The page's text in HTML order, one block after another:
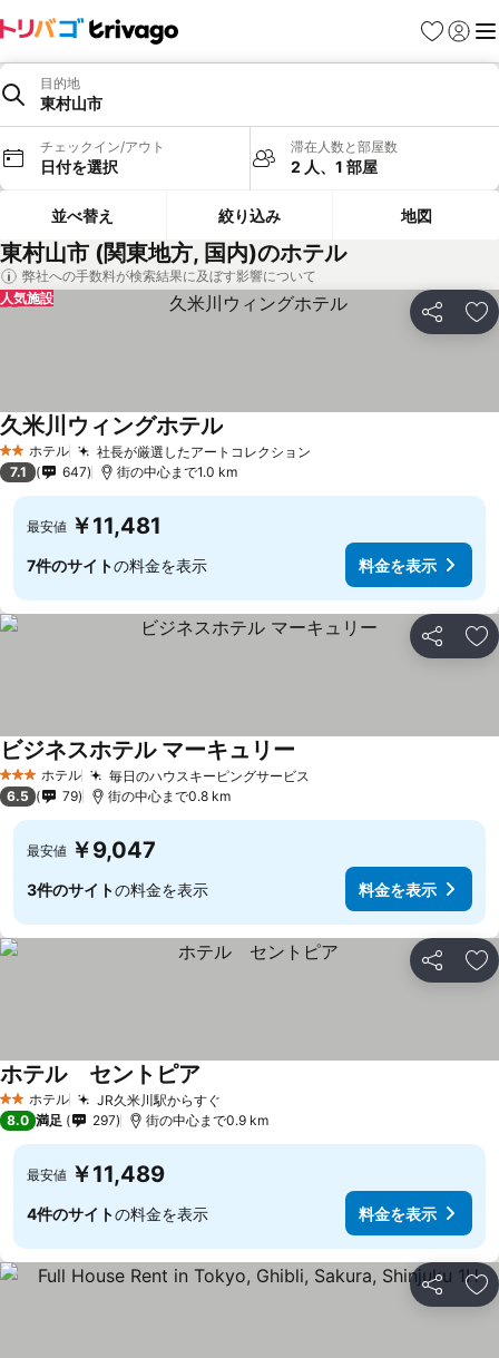
お気に入り
ログイ
メ
目的地
東村山市
チェックイン/アウト
日付を選択
滞在人数と部屋数
2 人、1 部屋
並べ替え 絞り込み 地図
東村山市 (関東地方, 国内)のホテル
弊社への手数料が検索結果に及ぼす影響について
シェア お
人気施設
2 ホテルのランク
ホテル 社長が厳選したアートコレクション
久米川ウィングホテル
7.1 647 街の中心まで1.0 km
最安値 ￥11,481
7件のサイトの料金を表示 料金を表示
シェア お
3 ホテルのランク
ホテル 毎日のハウスキーピングサービス
ビジネスホテル マーキュリー
6.5 79 街の中心まで0.8 km
最安値 ￥9,047
3件のサイトの料金を表示 料金を表示
シェア お
2 ホテルのランク
ホテル JR久米川駅からすぐ
ホテル セントピア
8.0 満足 297 街の中心まで0.9 km
最安値 ￥11,489
4件のサイトの料金を表示 料金を表示
シェア お